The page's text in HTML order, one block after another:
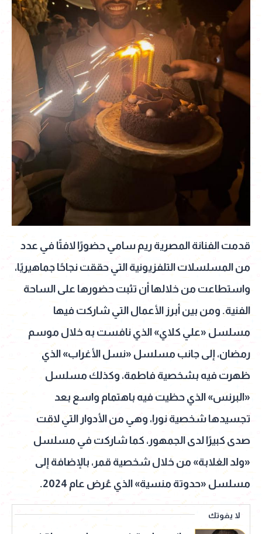
قدمت الفنانة المصرية ريم سامي حضورًا لافتًا في عدد
من المسلسلات التلفزيونية التي حققت نجاحًا جماهيريًا،
واستطاعت من خلالها أن تثبت حضورها على الساحة
الفنية. ومن بين أبرز الأعمال التي شاركت فيها
مسلسل «علي كلاي» الذي نافست به خلال موسم
رمضان، إلى جانب مسلسل «نسل الأغراب» الذي
ظهرت فيه بشخصية فاطمة، وكذلك مسلسل
«البرنس» الذي حظيت فيه باهتمام واسع بعد
تجسيدها شخصية نورا، وهي من الأدوار التي لاقت
صدى كبيرًا لدى الجمهور، كما شاركت في مسلسل
«ولد الغلابة» من خلال شخصية قمر، بالإضافة إلى
مسلسل «حدوتة منسية» الذي عُرض عام 2024.
لا يفوتك